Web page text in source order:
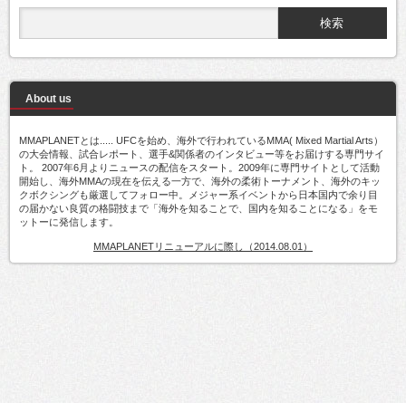
About us
MMAPLANETとは..... UFCを始め、海外で行われているMMA( Mixed Martial Arts）
の大会情報、試合レポート、選手&関係者のインタビュー等をお届けする専門サイ
ト。 2007年6月よりニュースの配信をスタート。2009年に専門サイトとして活動
開始し、海外MMAの現在を伝える一方で、海外の柔術トーナメント、海外のキッ
クボクシングも厳選してフォロー中。メジャー系イベントから日本国内で余り目
の届かない良質の格闘技まで「海外を知ることで、国内を知ることになる」をモ
ットーに発信します。
MMAPLANETリニューアルに際し（2014.08.01）